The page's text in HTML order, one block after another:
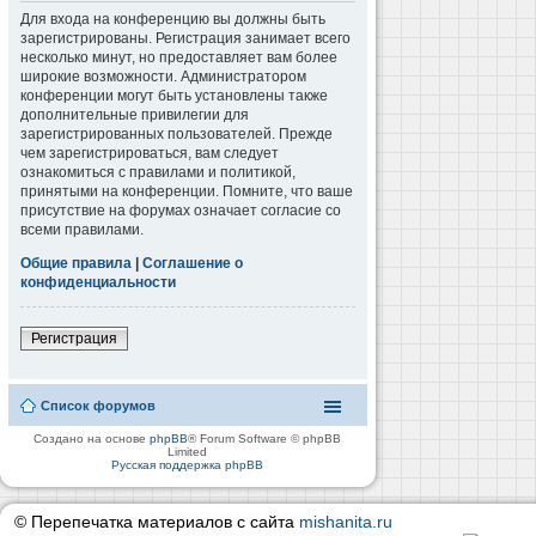
Для входа на конференцию вы должны быть
зарегистрированы. Регистрация занимает всего
несколько минут, но предоставляет вам более
широкие возможности. Администратором
конференции могут быть установлены также
дополнительные привилегии для
зарегистрированных пользователей. Прежде
чем зарегистрироваться, вам следует
ознакомиться с правилами и политикой,
принятыми на конференции. Помните, что ваше
присутствие на форумах означает согласие со
всеми правилами.
Общие правила | Соглашение о
конфиденциальности
Регистрация
Список форумов
Создано на основеphpBB® Forum Software © phpBB
Limited
Русская поддержка phpBB
© Перепечатка материалов с сайта mishanita.ru